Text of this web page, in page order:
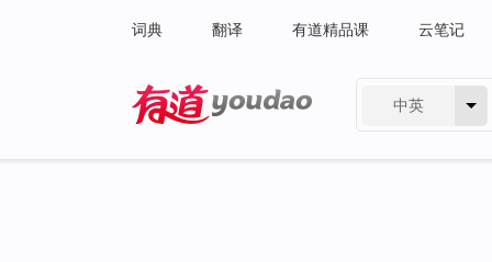
词典 翻译 有道精品课 云笔记
中英